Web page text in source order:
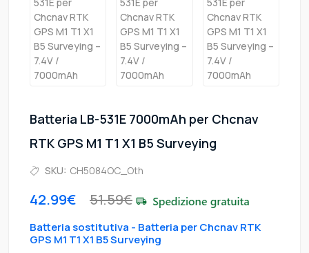
Batteria LB-531E 7000mAh per Chcnav
RTK GPS M1 T1 X1 B5 Surveying
SKU: CH5084OC_Oth
42.99€ 51.59€
Batteria sostitutiva - Batteria per Chcnav RTK
GPS M1 T1 X1 B5 Surveying